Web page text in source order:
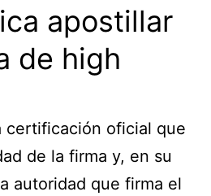
apostillar
de high
certificación oficial que
de la firma y, en su
autoridad que firma el